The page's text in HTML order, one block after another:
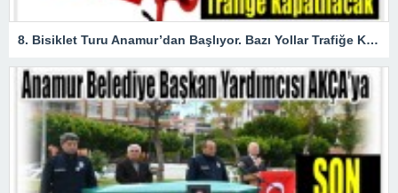
8. Bisiklet Turu Anamur’dan Başlıyor. Bazı Yollar Trafiğe Kapatılacak